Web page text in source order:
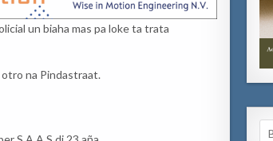
un biaha mas pa loke ta trata
na Pindastraat.